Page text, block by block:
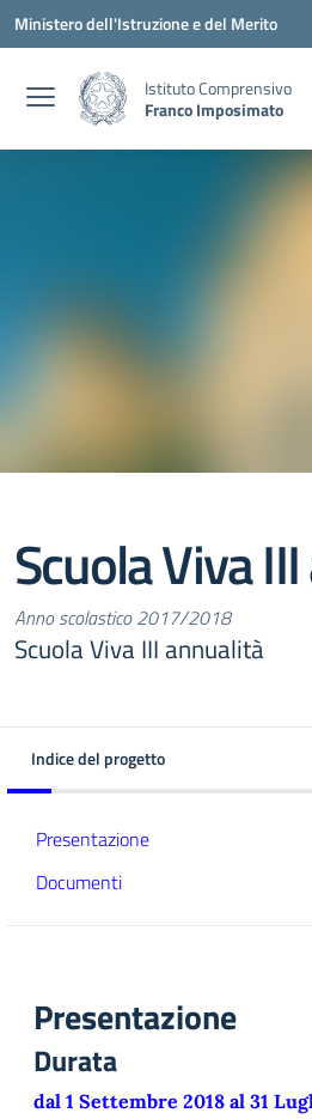
Vai ai contenuti
Vai al menu di navigazione
Vai al footer
Ministero dell'Istruzione e del Merito
Istituto Comprensivo
Franco Imposimato
Scuola Viva
Anno scolastico 2017/2018
Scuola Viva III annualità
Indice del progetto
Presentazione
Documenti
Presentazione
Durata
dal 1 Settembre 2018 al 31